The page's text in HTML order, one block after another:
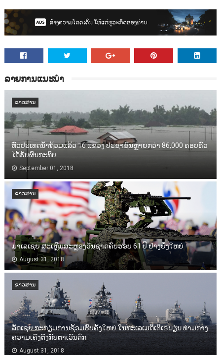
ລາຍການແນະນຳ
ຂ່າວສານ
ທົ່ວປະເທດນ້ຳຖ້ວມແລ້ວ 16 ແຂວງ ປະຊາຊົນຫຼາຍກວ່າ 86,000​ ຄອບຄົວ
ໄດ້ຮັບຜົນກະທົບ
September 01, 2018
ຂ່າວສານ
ມາເລເຊຍ ສະເຫຼີມສະຫຼອງວັນຊາດຄົບຮອບ 61 ປີ ຢ່າງຍິ່ງໃຫຍ່
August 31, 2018
ຂ່າວສານ
ລັດເຊຍ ກະກຽມການຊ້ອມຮົບຄັ້ງໃຫຍ່ ໃນທະເລເມດິເຕິເຣນຽນ ທ່າມກາງ
ຄວາມເຄັ່ງຕຶງກັບຕາເວັນຕົກ
August 31, 2018